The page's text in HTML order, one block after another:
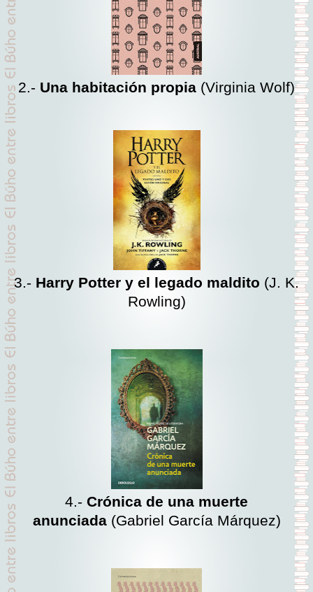
2.- Una habitación propia (Virginia Wolf)
3.- Harry Potter y el legado maldito (J. K.
Rowling)
4.- Crónica de una muerte
anunciada(Gabriel García Márquez)